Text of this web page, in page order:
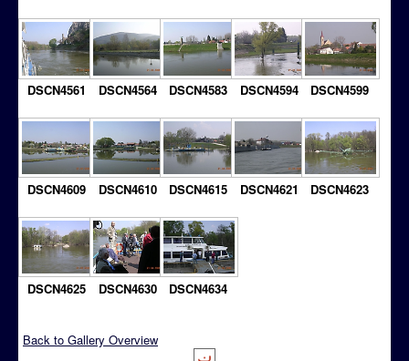
DSCN4561 DSCN4564 DSCN4583 DSCN4594 DSCN4599
DSCN4609 DSCN4610 DSCN4615 DSCN4621 DSCN4623
DSCN4625 DSCN4630 DSCN4634
Back to Gallery Overview